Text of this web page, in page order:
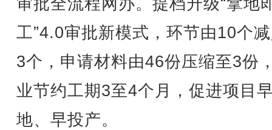
审批全流程网办。提档升级“拿地
工”4.0审批新模式，环节由10个
3个，申请材料由46份压缩至3份
业节约工期3至4个月，促进项目
地、早投产。